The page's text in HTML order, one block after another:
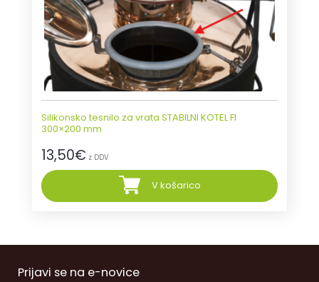
Silikonsko tesnilo za vrata STABILNI KOTEL FI
300×200 mm
13,50€ z DDV
V košarico
Prijavi se na e-novice